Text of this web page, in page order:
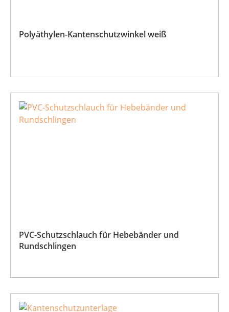
Polyäthylen-Kantenschutzwinkel weiß
PVC-Schutzschlauch für Hebebänder und
Rundschlingen